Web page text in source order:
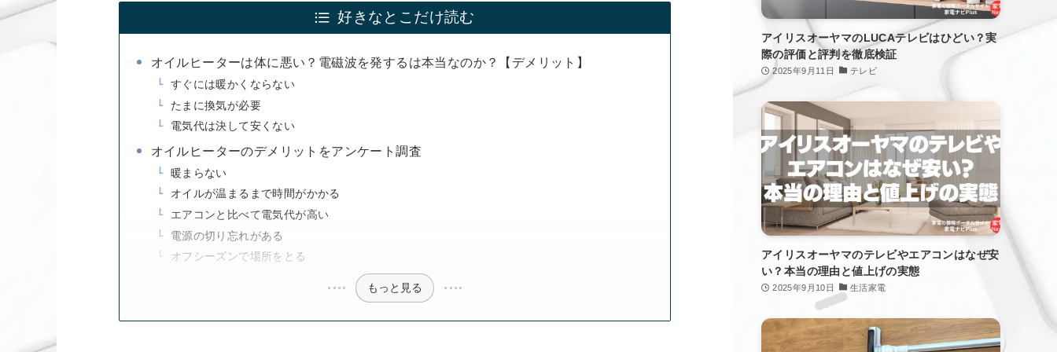
好きなとこだけ読む
オイルヒーターは体に悪い？電磁波を発するは本当なのか？【デメリット】
すぐには暖かくならない
たまに換気が必要
電気代は決して安くない
オイルヒーターのデメリットをアンケート調査
暖まらない
オイルが温まるまで時間がかかる
エアコンと比べて電気代が高い
電源の切り忘れがある
オフシーズンで場所をとる
もっと見る
アイリスオーヤマのLUCAテレビはひどい？実
際の評価と評判を徹底検証
2025年9月11日 テレビ
アイリスオーヤマのテレビやエアコンはなぜ安
い？本当の理由と値上げの実態
2025年9月10日 生活家電